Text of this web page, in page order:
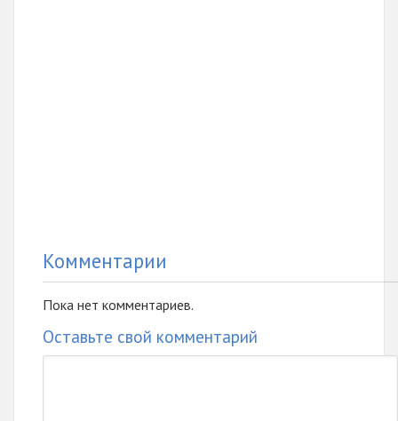
Комментарии
Пока нет комментариев.
Оставьте свой комментарий